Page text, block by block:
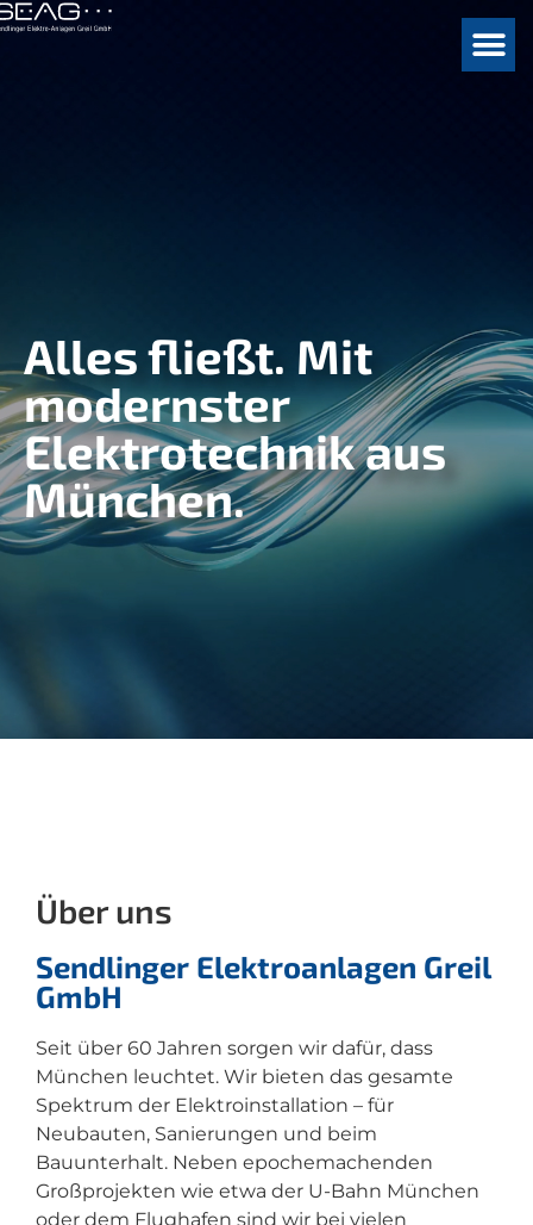
Alles fließt. Mit
modernster
Elektrotechnik aus
München.
Über uns
Sendlinger Elektroanlagen Greil
GmbH
Seit über 60 Jahren sorgen wir dafür, dass
München leuchtet. Wir bieten das gesamte
Spektrum der Elektroinstallation – für
Neubauten, Sanierungen und beim
Bauunterhalt. Neben epochemachenden
Großprojekten wie etwa der U-Bahn München
oder dem Flughafen sind wir bei vielen